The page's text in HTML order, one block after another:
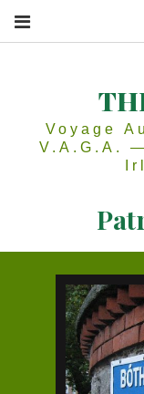
Voyage
V.A.G.A.